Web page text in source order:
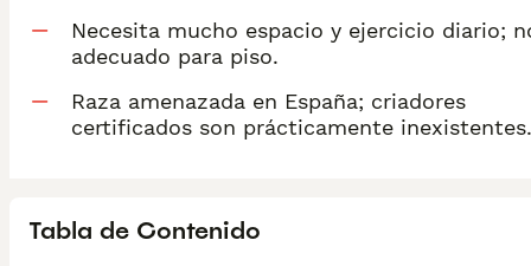
Necesita mucho espacio y ejercicio diario;
adecuado para piso.
Raza amenazada en España; criadores
certificados son prácticamente inexistentes.
Tabla de Contenido